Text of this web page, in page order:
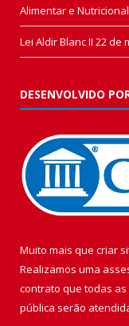
Alimentar e
Lei Aldir Blanc II 22 de
DESENVOLVIDO
Muito mais que criar
Realizamos uma
contrato que todas
pública serão